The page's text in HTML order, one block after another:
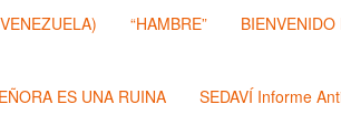
“HAMBRE”
ES UNA RUINA SEDAVÍ Informe